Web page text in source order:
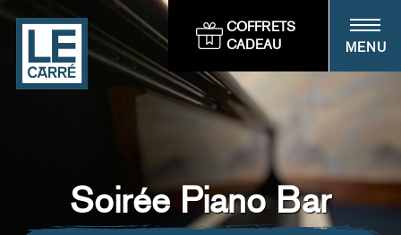
Panneau de gestion des cookies
COFFRETS
CADEAU
MENU
Soirée Piano Bar